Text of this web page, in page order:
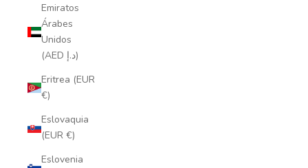
Emiratos
Árabes
Unidos
(AED د.إ)
Eritrea (EUR
€)
Eslovaquia
(EUR €)
Eslovenia